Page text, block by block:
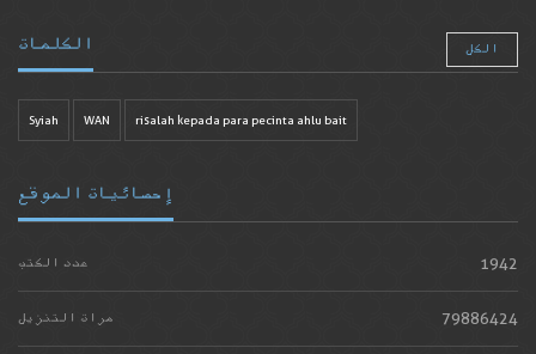
الكلمات الكل
Syiah WAN risalah kepada para pecinta ahlu bait
إحصائيات الموقع
عدد الكتب 1942
مرات التنزيل 79886424